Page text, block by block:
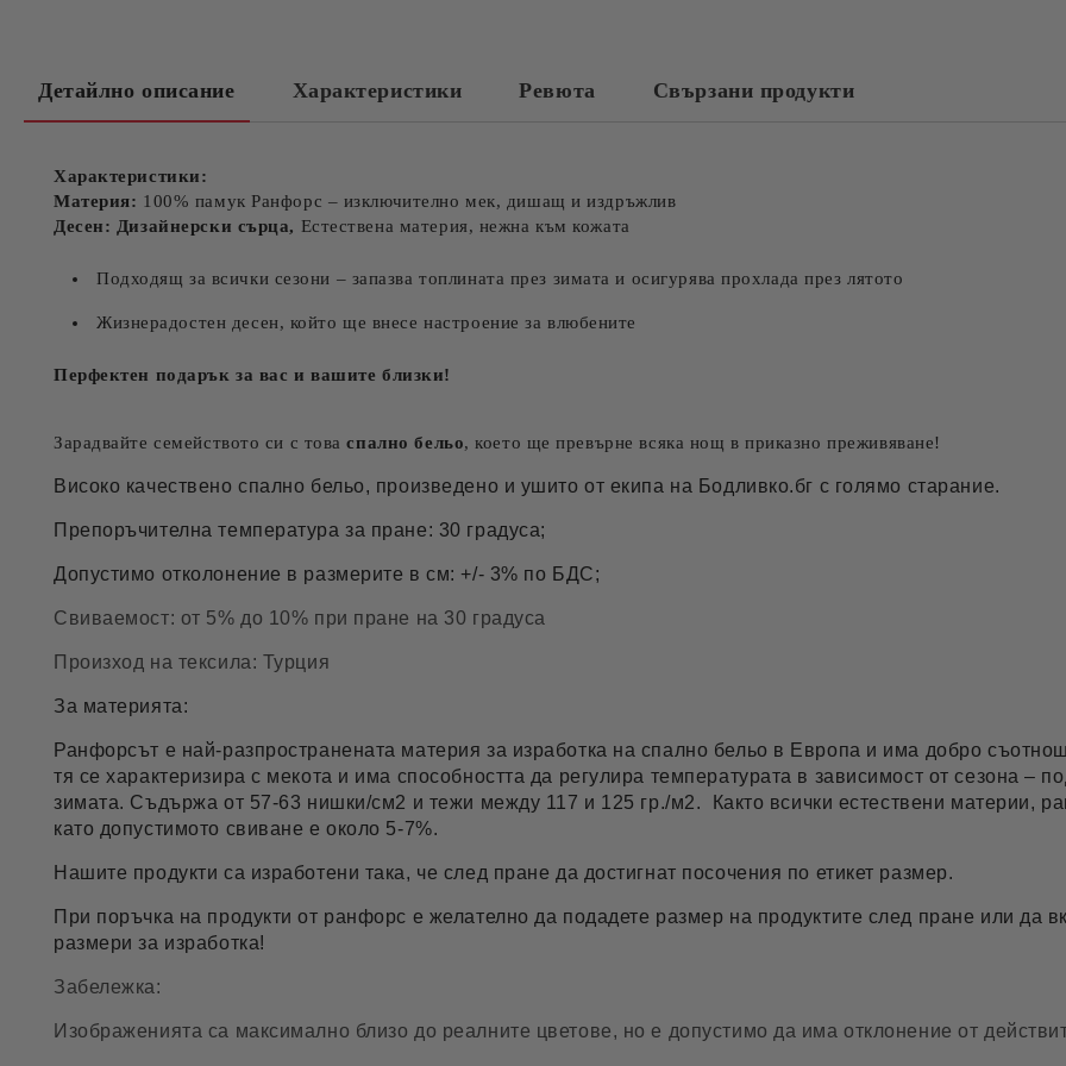
Детайлно описание Характеристики Ревюта Свързани продукти
Характеристики:
Материя: 100% памук Ранфорс – изключително мек, дишащ и издръжлив
Десен: Дизайнерски сърца, Естествена материя, нежна към кожата
Подходящ за всички сезони – запазва топлината през зимата и осигурява прохлада през лятото
Жизнерадостен десен, който ще внесе настроение за влюбените
Перфектен подарък за вас и вашите близки!
Зарадвайте семейството си с товаспално бельо, което ще превърне всяка нощ в приказно преживяване!
Високо качествено спално бельо, произведено и ушито от екипа на Бодливко.бг с голямо старание.
Препоръчителна температура за пране: 30 градуса;
Допустимо отколонение в размерите в см: +/- 3% по БДС;
Свиваемост: от 5% до 10% при пране на 30 градуса
Произход на тексила: Турция
За материята:
Ранфорсът е най-разпространената материя за изработка на спално бельо в Европа и има добро
тя се характеризира с мекота и има способността да регулира температурата в зависимост от сезона –
зимата. Съдържа от 57-63 нишки/см2 и тежи между 117 и 125 гр./м2. Както всички естествени материи,
като допустимото свиване е около 5-7%.
Нашите продукти са изработени така, че след пране да достигнат посочения по етикет размер.
При поръчка на продукти от ранфорс е желателно да подадете размер на продуктите след пране или да
размери за изработка!
Забележка:
Изображенията са максимално близо до реалните цветове, но е допустимо да има отклонение от